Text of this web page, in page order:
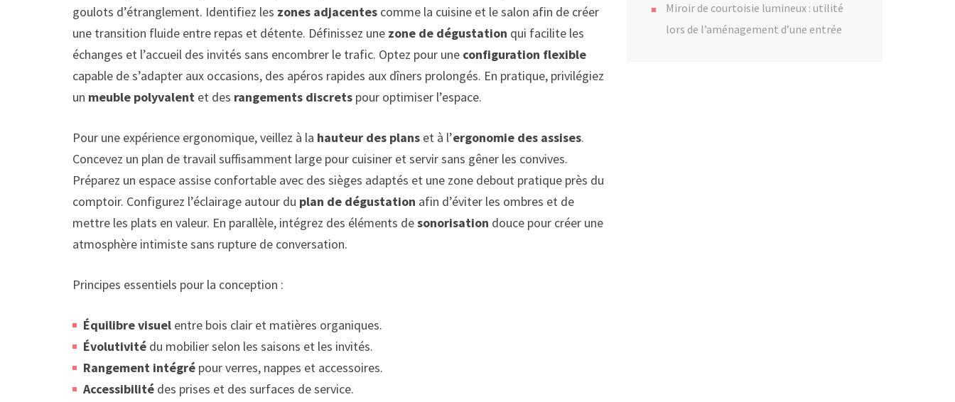
goulots d’étranglement. Identifiez les zones adjacentes comme la cuisine et le salon afin de créer
une transition fluide entre repas et détente. Définissez une zone de dégustation qui facilite les
échanges et l’accueil des invités sans encombrer le trafic. Optez pour une configuration flexible
capable de s’adapter aux occasions, des apéros rapides aux dîners prolongés. En pratique, privilégiez
un meuble polyvalent et des rangements discrets pour optimiser l’espace.
Pour une expérience ergonomique, veillez à la hauteur des plans et à l’ergonomie des assises.
Concevez un plan de travail suffisamment large pour cuisiner et servir sans gêner les convives.
Préparez un espace assise confortable avec des sièges adaptés et une zone debout pratique près du
comptoir. Configurez l’éclairage autour du plan de dégustation afin d’éviter les ombres et de
mettre les plats en valeur. En parallèle, intégrez des éléments desonorisation douce pour créer une
atmosphère intimiste sans rupture de conversation.
Principes essentiels pour la conception :
Équilibre visuel entre bois clair et matières organiques.
Évolutivité du mobilier selon les saisons et les invités.
Rangement intégré pour verres, nappes et accessoires.
Accessibilité des prises et des surfaces de service.
Miroir de courtoisie lumineux : utilité
lors de l’aménagement d’une entrée